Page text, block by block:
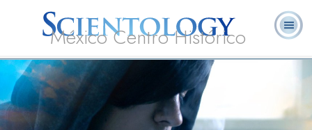
México Centro Histórico
Acerca de
Nosotros
L. Ronald
Hubbard
Ministros
Voluntarios